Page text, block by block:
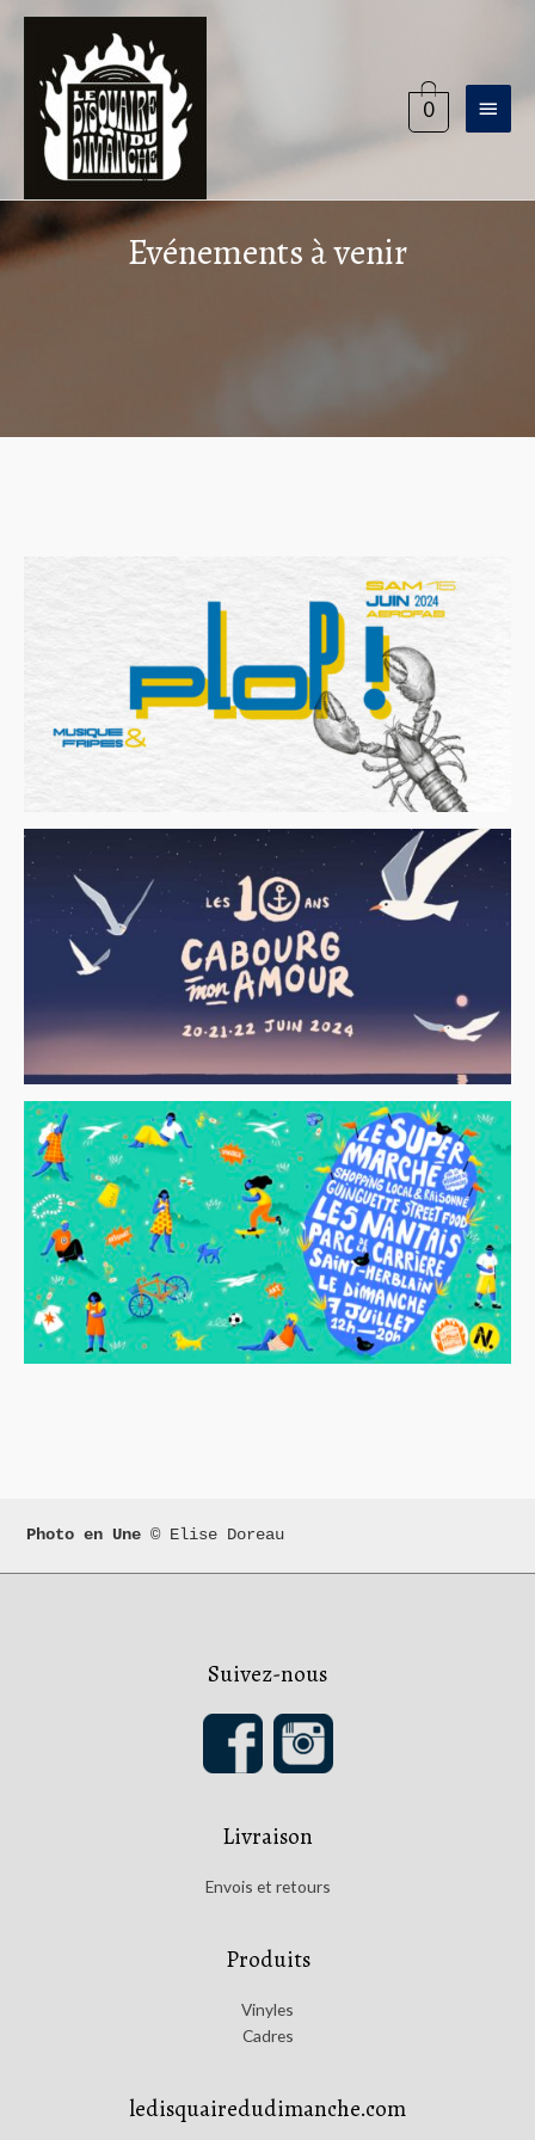
Menu
0
Evénements à venir
Photo en Une © Elise Doreau
Suivez-nous
Livraison
Envois et retours
Produits
Vinyles
Cadres
ledisquairedudimanche.com